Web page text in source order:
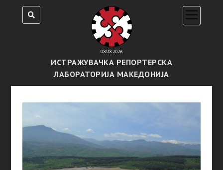
08.08.2026
ИСТРАЖУВАЧКА РЕПОРТЕРСКА
ЛАБОРАТОРИЈА МАКЕДОНИЈА
open
menu